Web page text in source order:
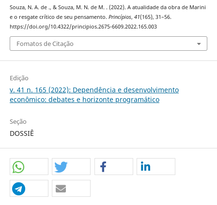
Souza, N. A. de ., & Souza, M. N. de M. . (2022). A atualidade da obra de Marini
e o resgate crítico de seu pensamento. Princípios, 41(165), 31–56.
https://doi.org/10.4322/principios.2675-6609.2022.165.003
Fomatos de Citação
Edição
v. 41 n. 165 (2022): Dependência e desenvolvimento
econômico: debates e horizonte programático
Seção
DOSSIÊ